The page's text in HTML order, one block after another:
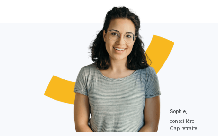
Sophie,
conseillère
Cap retraite